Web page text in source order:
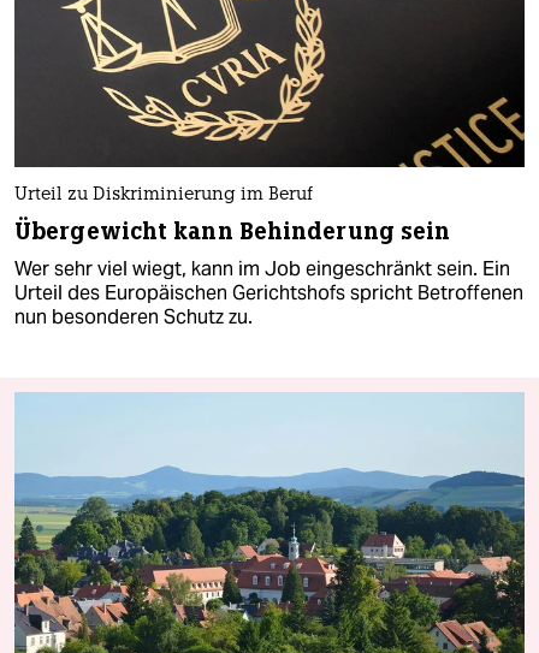
Urteil zu Diskriminierung im Beruf
Übergewicht kann Behinderung sein
Wer sehr viel wiegt, kann im Job eingeschränkt sein. Ein
Urteil des Europäischen Gerichtshofs spricht Betroffenen
nun besonderen Schutz zu.